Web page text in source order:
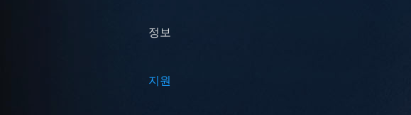
정보
지원